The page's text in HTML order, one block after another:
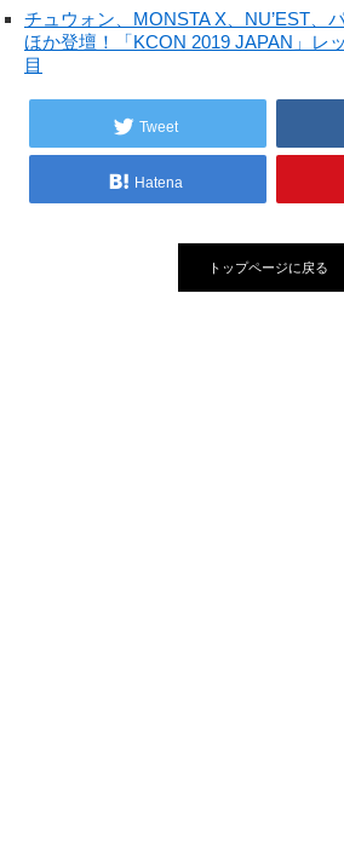
チュウォン、MONSTA X、NU’EST、
ほか登壇！「KCON 2019 JAPAN」レ
目
Tweet
Hatena
トップページに戻る